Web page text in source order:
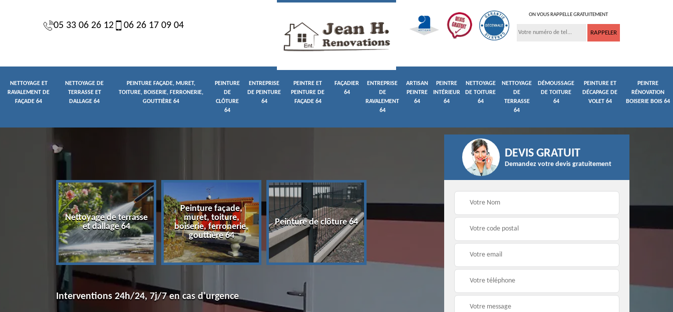
05 33 06 26 12 06 26 17 09 04
ON VOUS RAPPELLE GRATUITEMENT
NETTOYAGE ET
RAVALEMENT DE
FAÇADE 64
NETTOYAGE DE
TERRASSE ET
DALLAGE 64
PEINTURE FAÇADE, MURET,
TOITURE, BOISERIE, FERRONERIE,
GOUTTIÈRE 64
PEINTURE
DE
CLÔTURE
64
ENTREPRISE
DE PEINTURE
64
PEINTRE ET
PEINTURE DE
FAÇADE 64
FAÇADIER
64
ENTREPRISE
DE
RAVALEMENT
64
ARTISAN
PEINTRE
64
PEINTRE
INTÉRIEUR
64
NETTOYAGE
DE TOITURE
64
NETTOYAGE
DE
TERRASSE
64
DÉMOUSSAGE
DE TOITURE
64
PEINTURE ET
DÉCAPAGE DE
VOLET 64
PEINTRE
RÉNOVATION
BOISERIE BOIS 64
Nettoyage de terrasse
et dallage 64
Peinture façade,
muret, toiture,
boiserie, ferronerie,
gouttière 64
Peinture de clôture 64
Entreprise de peinture
Peintre et peinture de
façade 64
Façadier 64
Interventions 24h/24, 7j/7 en cas d'urgence
DEVIS GRATUIT
Demandez votre devis gratuitement